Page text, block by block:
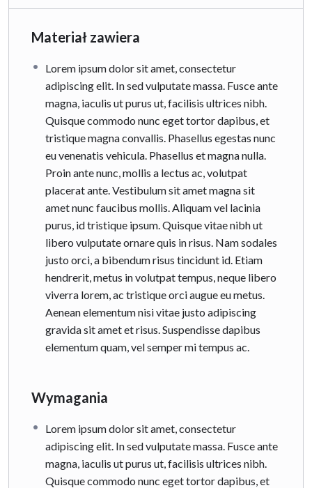
Materiał zawiera
Lorem ipsum dolor sit amet, consectetur
adipiscing elit. In sed vulputate massa. Fusce ante
magna, iaculis ut purus ut, facilisis ultrices nibh.
Quisque commodo nunc eget tortor dapibus, et
tristique magna convallis. Phasellus egestas nunc
eu venenatis vehicula. Phasellus et magna nulla.
Proin ante nunc, mollis a lectus ac, volutpat
placerat ante. Vestibulum sit amet magna sit
amet nunc faucibus mollis. Aliquam vel lacinia
purus, id tristique ipsum. Quisque vitae nibh ut
libero vulputate ornare quis in risus. Nam sodales
justo orci, a bibendum risus tincidunt id. Etiam
hendrerit, metus in volutpat tempus, neque libero
viverra lorem, ac tristique orci augue eu metus.
Aenean elementum nisi vitae justo adipiscing
gravida sit amet et risus. Suspendisse dapibus
elementum quam, vel semper mi tempus ac.
Wymagania
Lorem ipsum dolor sit amet, consectetur
adipiscing elit. In sed vulputate massa. Fusce ante
magna, iaculis ut purus ut, facilisis ultrices nibh.
Quisque commodo nunc eget tortor dapibus, et